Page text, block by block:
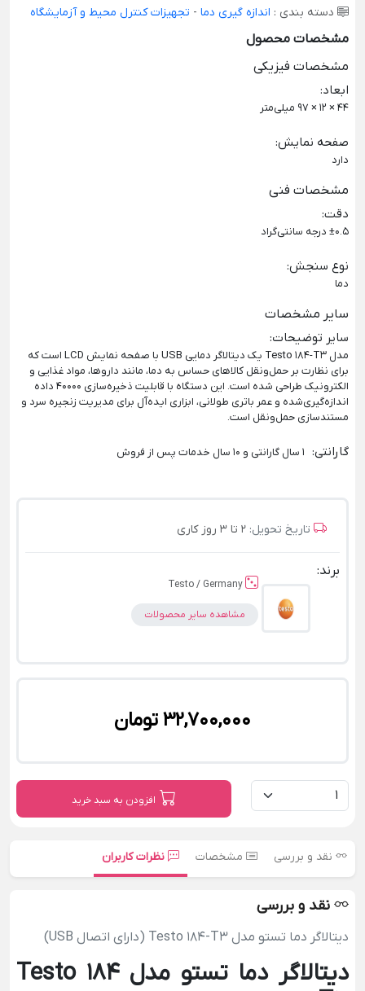
دسته بندی : اندازه گیری دما - تجهیزات کنترل محیط و آزمایشگاه
مشخصات محصول
مشخصات فیزیکی
ابعاد:
44 × 12 × 97 میلی‌متر
صفحه نمایش:
دارد
مشخصات فنی
دقت:
±0.5 درجه سانتی‌گراد
نوع سنجش:
دما
سایر مشخصات
سایر توضیحات:
مدل Testo 184-T3 یک دیتالاگر دمایی USB با صفحه نمایش LCD است که
برای نظارت بر حمل‌ونقل کالاهای حساس به دما، مانند داروها، مواد غذایی و
الکترونیک طراحی شده است. این دستگاه با قابلیت ذخیره‌سازی 40000 داده
اندازه‌گیری‌شده و عمر باتری طولانی، ابزاری ایده‌آل برای مدیریت زنجیره سرد و
مستندسازی حمل‌ونقل است.
گارانتی: 1 سال گارانتی و 10 سال خدمات پس از فروش
تاریخ تحویل: 2 تا 3 روز کاری
برند:
Testo / Germany
مشاهده سایر محصولات
32,700,000 تومان
افزودن به سبد خرید
نقد و بررسی مشخصات نظرات کاربران
نقد و بررسی
دیتالاگر دما تستو مدل Testo 184-T3 (دارای اتصال USB)
دیتالاگر دما تستو مدل Testo 184